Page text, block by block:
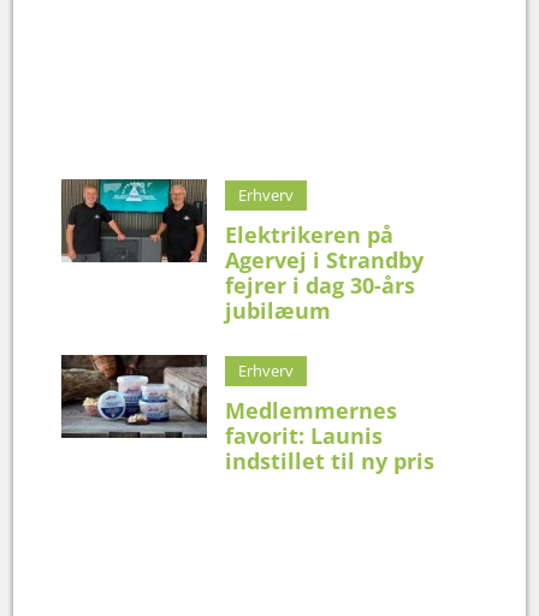
Erhverv
Elektrikeren på
Agervej i Strandby
fejrer i dag 30-års
jubilæum
Erhverv
Medlemmernes
favorit: Launis
indstillet til ny pris